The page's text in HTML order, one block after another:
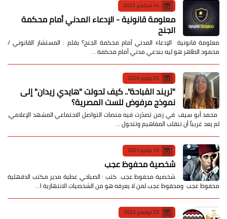
14 سبتمبر 2022
معلومة قانونية - الإدعاء المدني أمام محكمة
الجنح
معلومة قانونية الإدعاء المدني أمام محكمة الجنح؟ بقلم : المستشار القانوني /
محمود الطاهر هو ليه بندعي مدني أمام محكمة …
25 يوليو 2026
​"تريند القباحة".. كيف تحولت "هايدي زيدان" إلى
نموذج مرفوض للست المصرية؟
​ محمد أبو سيف ​في زمن تصدّرت فيه منصات التواصل الاجتماعي المشهد الإعلامي،
لم يعد غريباً أن تنقلب المفاهيم وتتحول …
10 يونيو 2021
شخصية محفوظ عجب
شخصية محفوظ عجب كتب : الصباحي عطية مدير مكتب الدقهلية
محفوظ عجب ومحفوظ عجب لمن لا يعرفه هو من الشخصيات الانتهازية ا…
23 نوفمبر 2022